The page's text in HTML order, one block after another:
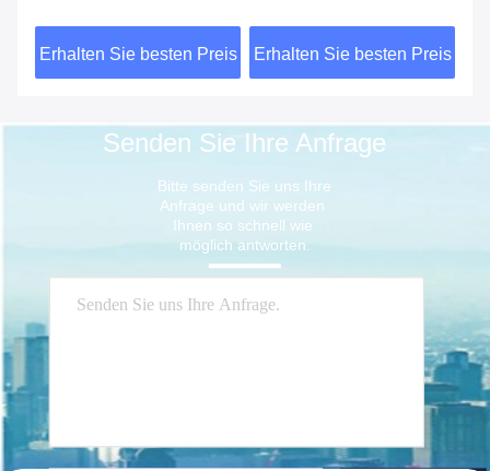
A182 ASME
Erhalten Sie besten Preis Erhalten Sie besten Preis
Senden Sie Ihre Anfrage
Bitte senden Sie uns Ihre
Anfrage und wir werden
Ihnen so schnell wie
möglich antworten.